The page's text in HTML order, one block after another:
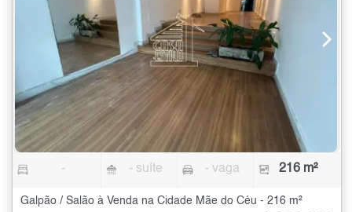
- - suíte - vaga 216 m²
Galpão / Salão à Venda na Cidade Mãe do Céu - 216 m²